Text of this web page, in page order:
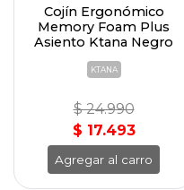
Cojín Ergonómico
Memory Foam Plus
Asiento Ktana Negro
KTANA
$ 24.990
$ 17.493
Agregar al carro